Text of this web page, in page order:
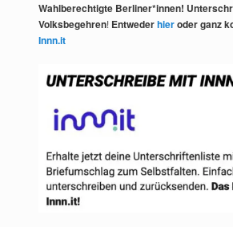
Wahlberechtigte Berliner*innen!
Volksbegehren! Entwederhieroder ganz
Innn.it